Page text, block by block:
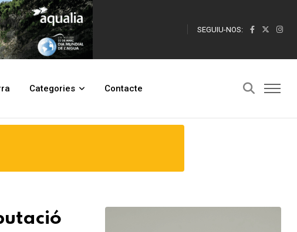
SEGUIU-NOS:
Categories Contacte
Pla d'Accions i Objectius 2026